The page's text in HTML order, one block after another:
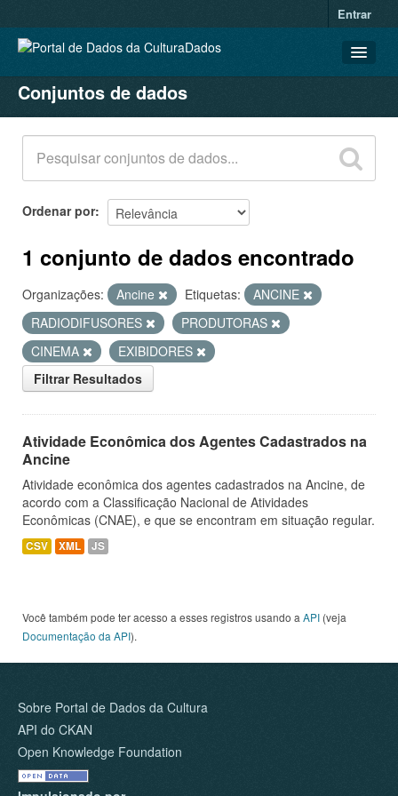
Entrar
CONJUNTOS DE DADOS
ORGANIZAÇÕES
GRUPOS
SOBRE
Conjuntos de dados
Ordenar por
1 conjunto de dados encontrado
Organizações: Ancine Etiquetas:
ANCINE
RADIODIFUSORES
PRODUTORAS
CINEMA
EXIBIDORES
Filtrar Resultados
Atividade Econômica dos Agentes Cadastrados na
Ancine
Atividade econômica dos agentes cadastrados na Ancine, de
acordo com a Classificação Nacional de Atividades
Econômicas (CNAE), e que se encontram em situação regular.
CSV XML JS
Você também pode ter acesso a esses registros usando a API (veja
Documentação da API).
Sobre Portal de Dados da Cultura
API do CKAN
Open Knowledge Foundation